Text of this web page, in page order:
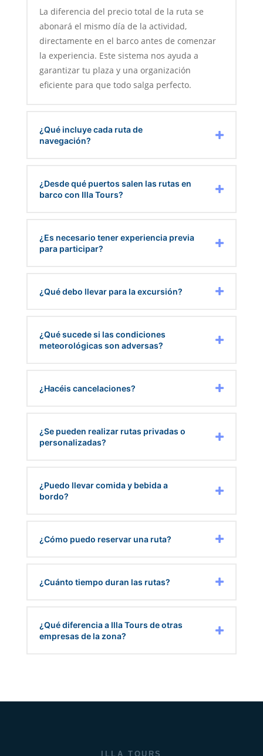
La diferencia del precio total de la ruta se
abonará el mismo día de la actividad,
directamente en el barco antes de comenzar
la experiencia. Este sistema nos ayuda a
garantizar tu plaza y una organización
eficiente para que todo salga perfecto.
¿Qué incluye cada ruta de
navegación?
¿Desde qué puertos salen las rutas en
barco con Illa Tours?
¿Es necesario tener experiencia previa
para participar?
¿Qué debo llevar para la excursión?
¿Qué sucede si las condiciones
meteorológicas son adversas?
¿Hacéis cancelaciones?
¿Se pueden realizar rutas privadas o
personalizadas?
¿Puedo llevar comida y bebida a
bordo?
¿Cómo puedo reservar una ruta?
¿Cuánto tiempo duran las rutas?
¿Qué diferencia a Illa Tours de otras
empresas de la zona?
ILLA TOURS